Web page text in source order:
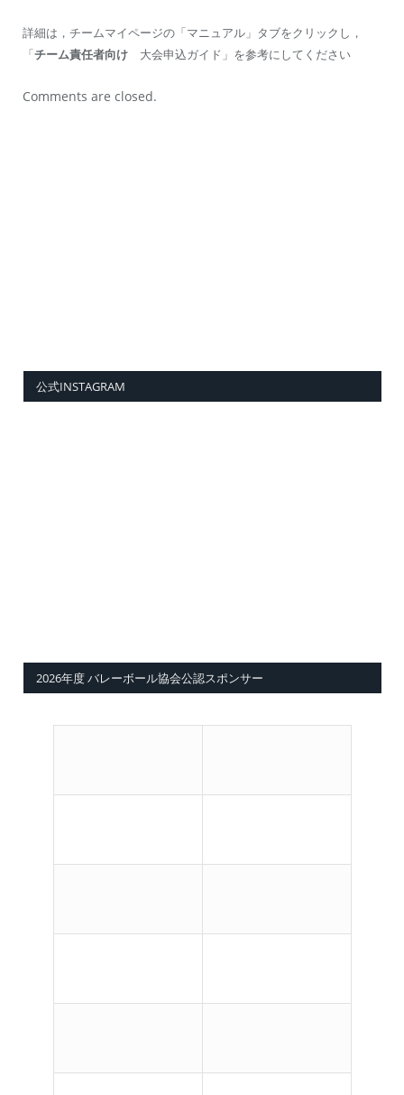
詳細は，チームマイページの「マニュアル」タブをクリックし，
「チーム責任者向け 大会申込ガイド」を参考にしてください
Comments are closed.
公式INSTAGRAM
2026年度 バレーボール協会公認スポンサー